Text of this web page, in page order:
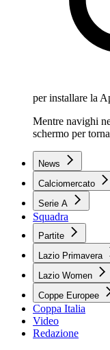
per installare la
Mentre navighi
schermo per
News
Calciomercato
Serie A
Squadra
Partite
Lazio Primavera
Lazio Women
Coppe Europee
Coppa Italia
Video
Redazione